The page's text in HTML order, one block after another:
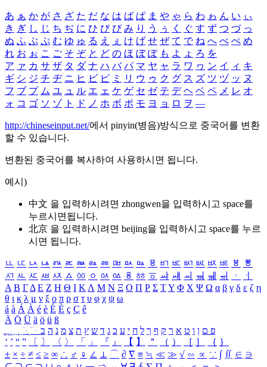
あ ぁ か が さ ざ た だ な は ば ぱ ま や ゃ ら わ ゎ ん い ぃ
き ぎ し じ ち ぢ に ひ び ぴ み り う ぅ く ぐ す ず つ づ っ
ぬ ふ ぶ ぷ む ゆ ゅ る え ぇ け げ せ ぜ て で ね へ べ ぺ め
れ お ぉ こ ご そ ぞ と ど の ほ ぼ ぽ も よ ょ ろ を
ア ァ カ サ ザ タ ダ ナ ハ バ パ マ ヤ ャ ラ ワ ヮ ン イ ィ キ
ギ シ ジ チ ヂ ニ ヒ ビ ピ ミ リ ウ ゥ ク グ ス ズ ツ ヅ ッ ヌ
フ ブ プ ム ユ ュ ル エ ェ ケ ゲ セ ゼ テ デ ヘ ベ ペ メ レ オ
ォ コ ゴ ソ ゾ ト ド ノ ホ ボ ポ モ ヨ ョ ロ ヲ ―
http://chineseinput.net/에서 pinyin(병음)방식으로 중국어를 변환
할 수 있습니다.
변환된 중국어를 복사하여 사용하시면 됩니다.
예시)
中文 을 입력하시려면 zhongwen을 입력하시고 space를
누르시면됩니다.
北京 을 입력하시려면 beijing을 입력하시고 space를 누르
시면 됩니다.
ㅥ ㅦ ㅧ ㅨ ㅩ ㅪ ㅫ ㅬ ㅭ ㅮ ㅯ ㅰ ㅱ ㅲ ㅳ ㅴ ㅵ ㅶ ㅷ ㅸ
ㅹ
ㅺ ㅻ ㅼ ㅽ ㅾ ㅿ ㆀ ㆁ ㆂ ㆃ ㆄ ㆅ ㆆ ㆇ ㆈ ㆉ ㆊ ㆋ ㆌ ㆍ
ㆎ
Α Β ΓΔ Ε Ζ Η Θ Ι ΚΛ Μ Ν Ξ Ο Π Ρ Σ ΤΥ Φ Χ Ψ Ω α β γ δ ε ζ η
θ ι κ λ μ ν ξ ο π ρ σ τ υ φ χ ψ ω
á à Á À é è É È ç Ç ê
Ä Ö Ü ä ö ü ß
ִֶֹ ֻּ ׁׂ פ ם ן ו ט א ר ק ף ך ל ח י ע כ ג ד ש ץ ת צ מ נ ה ב
‘ ’ “ ” 〔 〕 〈 〉 「 」 『 』 【 】 ＂ （ ） ［ ］ ｛ ｝
± × ÷ ≠ ≤ ≥ ∞ ∴ ♂ ♀ ∠ ⊥ ⌒ ∂ ∇ ≡ ≒ ≪ ≫ √ ∽ ∝ ∵ ∫ ∬ ∈ ∋